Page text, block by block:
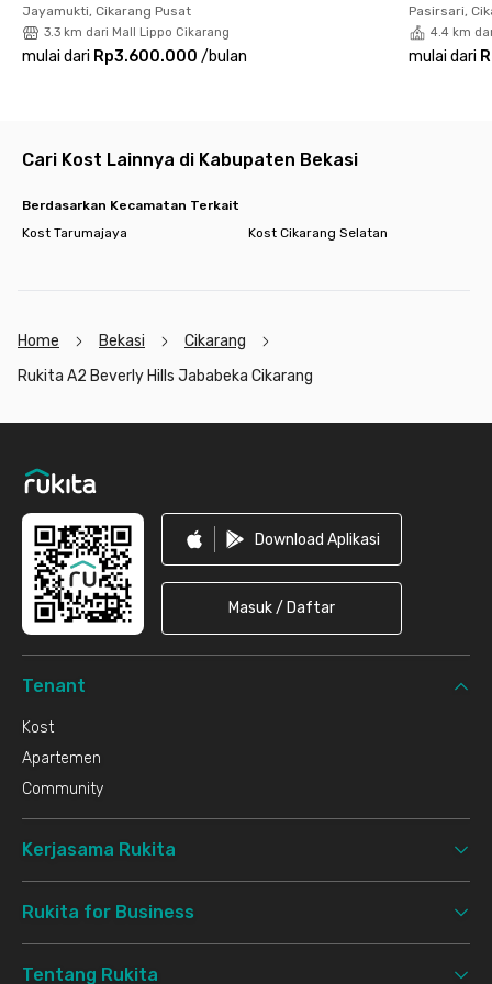
Dengan fasilitas lengkap dan lokasi premium, Rukita A2 Beverly
Hills Jababeka Cikarang jadi pilihan tepat untuk hunian jangka
#SenyamanDiRumah!
Jayamukti, Cikarang Pusat
3.3 km dari Mall Lippo Cikarang
mulai dari Rp3.600.000 /bulan
Pasirsari,
4.4 km
mulai dari
Cari Kost Lainnya di Kabupaten Bekasi
Berdasarkan Kecamatan Terkait
Kost Tarumajaya
Kost Cikarang Selatan
Home Bekasi
Cikarang
Rukita A2 Beverly Hills Jababeka Cikarang
Download Aplikasi
Masuk / Daftar
Tenant
Kost
Apartemen
Community
Kerjasama Rukita
Rukita for Business
Tentang Rukita